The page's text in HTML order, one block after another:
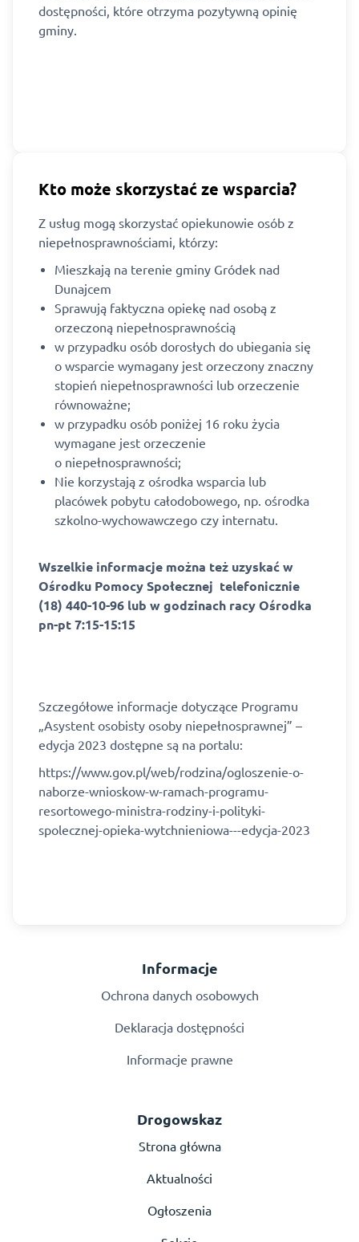
dostępności, które otrzyma pozytywną opinię
gminy.
Kto może skorzystać ze wsparcia?
Z usług mogą skorzystać opiekunowie osób z
niepełnosprawnościami, którzy:
Mieszkają na terenie gminy Gródek nad
Dunajcem
Sprawują faktyczna opiekę nad osobą z
orzeczoną niepełnosprawnością
w przypadku osób dorosłych do ubiegania się
o wsparcie wymagany jest orzeczony znaczny
stopień niepełnosprawności lub orzeczenie
równoważne;
w przypadku osób poniżej 16 roku życia
wymagane jest orzeczenie
o niepełnosprawności;
Nie korzystają z ośrodka wsparcia lub
placówek pobytu całodobowego, np. ośrodka
szkolno-wychowawczego czy internatu.
Wszelkie informacje można też uzyskać w
Ośrodku Pomocy Społecznej telefonicznie
(18) 440-10-96 lub w godzinach racy Ośrodka
pn-pt 7:15-15:15
Szczegółowe informacje dotyczące Programu
„Asystent osobisty osoby niepełnosprawnej” –
edycja 2023 dostępne są na portalu:
https://www.gov.pl/web/rodzina/ogloszenie-o-
naborze-wnioskow-w-ramach-programu-
resortowego-ministra-rodziny-i-polityki-
spolecznej-opieka-wytchnieniowa---edycja-2023
Informacje
Ochrona danych osobowych
Deklaracja dostępności
Informacje prawne
Drogowskaz
Strona główna
Aktualności
Ogłoszenia